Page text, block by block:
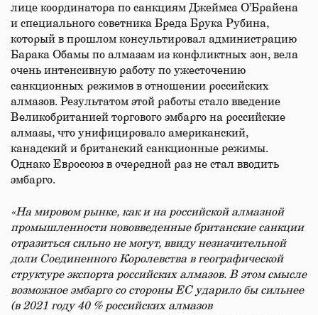
лице координатора по санкциям Джеймса О’Брайена
и специального советника Бреда Брука Рубина,
который в прошлом консультировал администрацию
Барака Обамы по алмазам из конфликтных зон, вела
очень интенсивную работу по ужесточению
санкционных режимов в отношении российских
алмазов. Результатом этой работы стало введение
Великобританией торгового эмбарго на российские
алмазы, что унифицировало американский,
канадский и британский санкционные режимы.
Однако Евросоюз в очередной раз не стал вводить
эмбарго.
«На мировом рынке, как и на российской алмазной
промышленности нововведенные британские санкции
отразиться сильно не могут, ввиду незначительной
доли Соединенного Королевства в географической
структуре экспорта российских алмазов. В этом смысле
возможное эмбарго со стороны ЕС ударило бы сильнее
(в 2021 году 40 % российских алмазов